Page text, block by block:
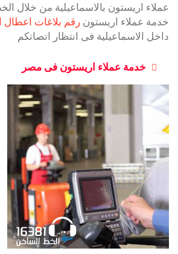
خدمة عملاء اريستون رقم بلاغات اعطال
داخل الاسماعيلية فى انتظار اتصاتكم